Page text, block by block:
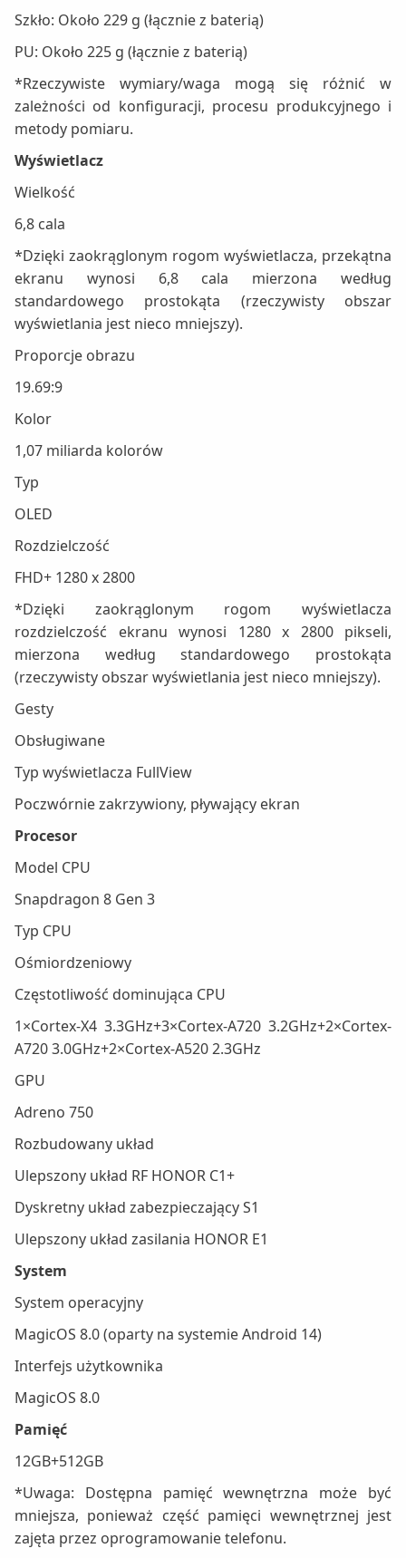
Szkło: Około 229 g (łącznie z baterią)
PU: Około 225 g (łącznie z baterią)
*Rzeczywiste wymiary/waga mogą się różnić w
zależności od konfiguracji, procesu produkcyjnego i
metody pomiaru.
Wyświetlacz
Wielkość
6,8 cala
*Dzięki zaokrąglonym rogom wyświetlacza, przekątna
ekranu wynosi 6,8 cala mierzona według
standardowego prostokąta (rzeczywisty obszar
wyświetlania jest nieco mniejszy).
Proporcje obrazu
19.69:9
Kolor
1,07 miliarda kolorów
Typ
OLED
Rozdzielczość
FHD+ 1280 x 2800
*Dzięki zaokrąglonym rogom wyświetlacza
rozdzielczość ekranu wynosi 1280 x 2800 pikseli,
mierzona według standardowego prostokąta
(rzeczywisty obszar wyświetlania jest nieco mniejszy).
Gesty
Obsługiwane
Typ wyświetlacza FullView
Poczwórnie zakrzywiony, pływający ekran
Procesor
Model CPU
Snapdragon 8 Gen 3
Typ CPU
Ośmiordzeniowy
Częstotliwość dominująca CPU
1×Cortex-X4 3.3GHz+3×Cortex-A720 3.2GHz+2×Cortex-
A720 3.0GHz+2×Cortex-A520 2.3GHz
GPU
Adreno 750
Rozbudowany układ
Ulepszony układ RF HONOR C1+
Dyskretny układ zabezpieczający S1
Ulepszony układ zasilania HONOR E1
System
System operacyjny
MagicOS 8.0 (oparty na systemie Android 14)
Interfejs użytkownika
MagicOS 8.0
Pamięć
12GB+512GB
*Uwaga: Dostępna pamięć wewnętrzna może być
mniejsza, ponieważ część pamięci wewnętrznej jest
zajęta przez oprogramowanie telefonu.